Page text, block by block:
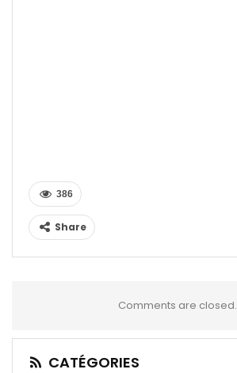
386
Share
Comments are closed.
CATÉGORIES